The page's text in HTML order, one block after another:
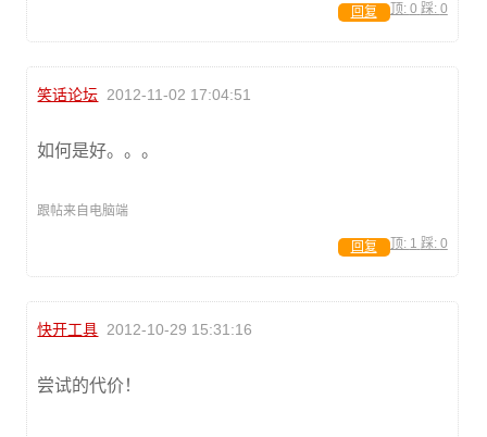
顶: 0 踩: 0
回复
笑话论坛 2012-11-02 17:04:51
如何是好。。。
跟帖来自电脑端
顶: 1 踩: 0
回复
快开工具 2012-10-29 15:31:16
尝试的代价！